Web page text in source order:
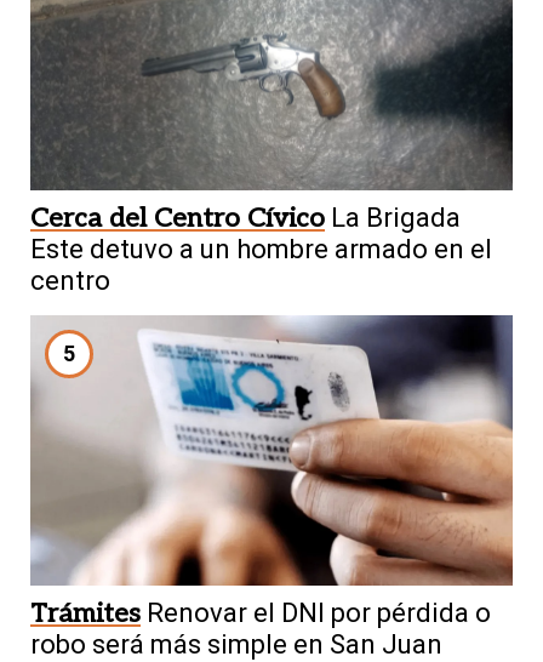
Cerca del Centro Cívico La Brigada
Este detuvo a un hombre armado en el
centro
5
Trámites Renovar el DNI por pérdida o
robo será más simple en San Juan